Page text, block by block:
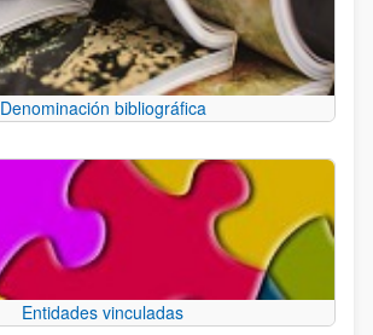
Denominación bibliográfica
Entidades vinculadas